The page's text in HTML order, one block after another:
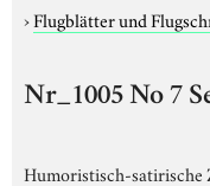
›Flugblätter und
Nr_1005 No 7
Humoristisch-satirische